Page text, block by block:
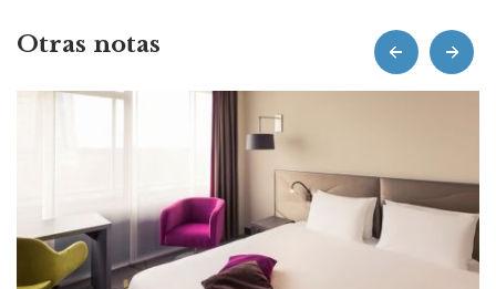
Otras notas prev next